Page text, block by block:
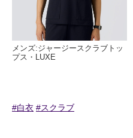
メンズ:ジャージースクラブトッ
プス・LUXE
#白衣 #スクラブ